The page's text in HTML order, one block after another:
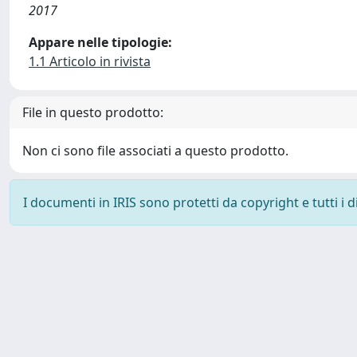
2017
Appare nelle tipologie:
1.1 Articolo in rivista
File in questo prodotto:
Non ci sono file associati a questo prodotto.
I documenti in IRIS sono protetti da copyright e tutti i